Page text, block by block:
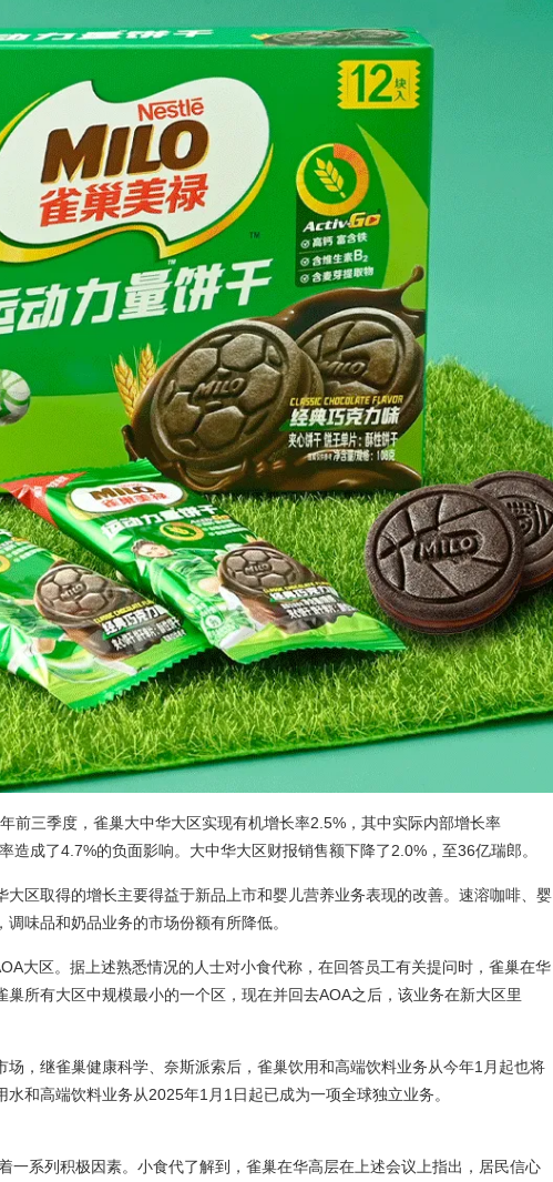
前三季度，雀巢大中华大区实现有机增长率2.5%，其中实际内部增长率
造成了4.7%的负面影响。大中华大区财报销售额下降了2.0%，至36亿瑞郎。
区取得的增长主要得益于新品上市和婴儿营养业务表现的改善。速溶咖啡、婴
味品和奶品业务的市场份额有所降低。
大区。据上述熟悉情况的人士对小食代称，在回答员工有关提问时，雀巢在华
所有大区中规模最小的一个区，现在并回去AOA之后，该业务在新大区里
，继雀巢健康科学、奈斯派索后，雀巢饮用和高端饮料业务从今年1月起也将
和高端饮料业务从2025年1月1日起已成为一项全球独立业务。
一系列积极因素。小食代了解到，雀巢在华高层在上述会议上指出，居民信心